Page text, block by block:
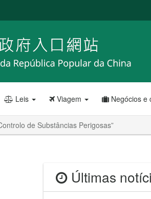
Leis Viagem Negócios e
de Substâncias Perigosas”
Últimas